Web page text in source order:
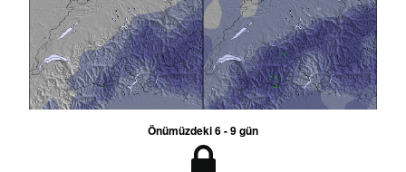
Önümüzdeki 6 - 9 gün